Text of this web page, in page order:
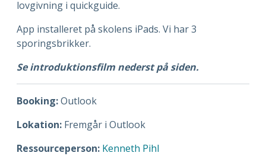
lovgivning i quickguide.
App installeret på skolens iPads. Vi har 3
sporingsbrikker.
Se introduktionsfilm nederst på siden.
Booking:Outlook
Lokation: Fremgår i Outlook
Ressourceperson: Kenneth Pihl